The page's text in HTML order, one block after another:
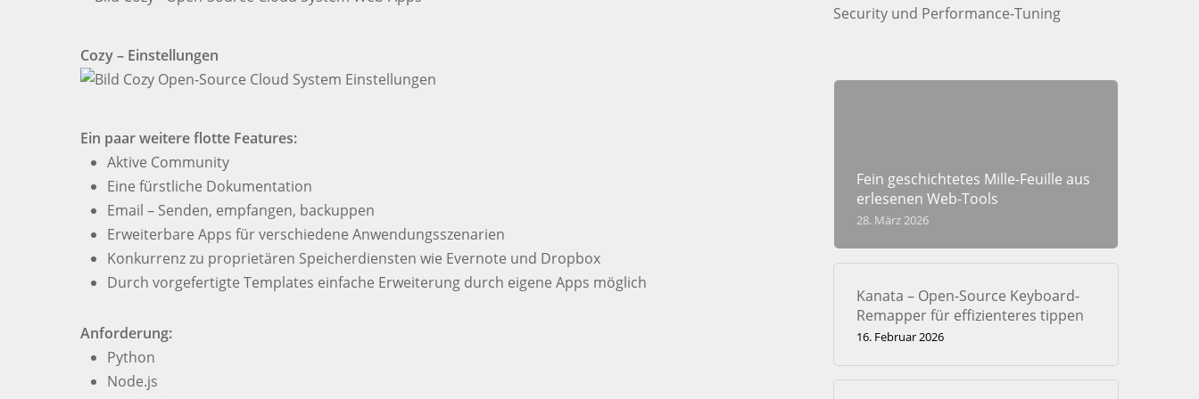
Cozy – Einstellungen
Ein paar weitere flotte Features:
Aktive Community
Eine fürstliche Dokumentation
Email – Senden, empfangen, backuppen
Erweiterbare Apps für verschiedene Anwendungsszenarien
Konkurrenz zu proprietären Speicherdiensten wie Evernote und Dropbox
Durch vorgefertigte Templates einfache Erweiterung durch eigene Apps möglich
Anforderung:
Python
Node.js
Security und Performance-Tuning
Fein geschichtetes Mille-Feuille aus
erlesenen Web-Tools
28. März 2026
Kanata – Open-Source Keyboard-
Remapper für effizienteres tippen
16. Februar 2026